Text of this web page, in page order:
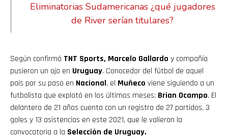
Eliminatorias Sudamericanas ¿qué jugadores
de River serían titulares?
Según confirmó TNT Sports, Marcelo Gallardo y compañía
pusieron un ojo en Uruguay. Conocedor del fútbol de aquel
país por su paso en Nacional, el Muñeco viene siguiendo a un
futbolista que explotó en los últimos meses: Brian Ocampo. El
delantero de 21 años cuenta con un registro de 27 partidos, 3
goles y 13 asistencias en este 2021, que le valieron la
convocatoria a la Selección de Uruguay.